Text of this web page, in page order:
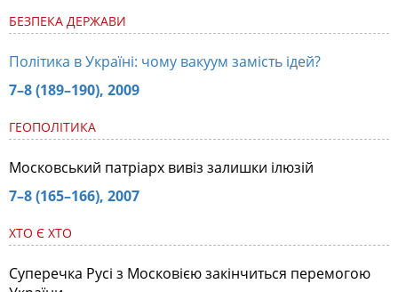
БЕЗПЕКА ДЕРЖАВИ
Політика в Україні: чому вакуум замість ідей?
7–8 (189–190), 2009
ГЕОПОЛІТИКА
Московський патріарх вивіз залишки ілюзій
7–8 (165–166), 2007
ХТО Є ХТО
Суперечка Русі з Московією закінчиться перемогою